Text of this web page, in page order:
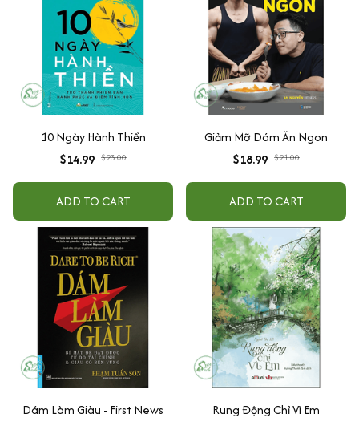
10 Ngày Hành Thiền
$14.99 $23.00
ADD TO CART
Giảm Mỡ Dám Ăn Ngon
$18.99 $21.00
ADD TO CART
Dám Làm Giàu - First News
Rung Động Chỉ Vì Em